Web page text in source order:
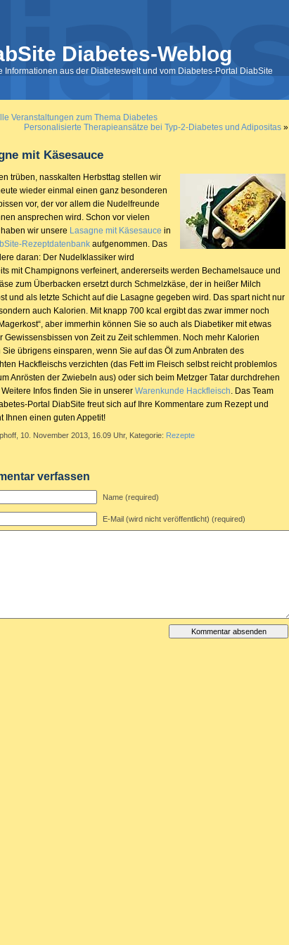
Diabetes-Weblog
Informationen aus der Diabeteswelt und vom Diabetes-Portal DiabSite
Veranstaltungen zum Thema Diabetes
Personalisierte Therapieansätze bei Typ-2-Diabetes und Adipositas »
mit Käsesauce
trüben, nasskalten Herbsttag stellen wir
wieder einmal einen ganz besonderen
vor, der vor allem die Nudelfreunde
ansprechen wird. Schon vor vielen
wir unsere Lasagne mit Käsesauce in
Rezeptdatenbank aufgenommen. Das
daran: Der Nudelklassiker wird
mit Champignons verfeinert, andererseits werden Bechamelsauce und
zum Überbacken ersetzt durch Schmelzkäse, der in heißer Milch
und als letzte Schicht auf die Lasagne gegeben wird. Das spart nicht nur
auch Kalorien. Mit knapp 700 kcal ergibt das zwar immer noch
aber immerhin können Sie so auch als Diabetiker mit etwas
Gewissensbissen von Zeit zu Zeit schlemmen. Noch mehr Kalorien
Sie übrigens einsparen, wenn Sie auf das Öl zum Anbraten des
Hackfleischs verzichten (das Fett im Fleisch selbst reicht problemlos
Anrösten der Zwiebeln aus) oder sich beim Metzger Tatar durchdrehen
Weitere Infos finden Sie in unserer Warenkunde Hackfleisch. Das Team
Portal DiabSite freut sich auf Ihre Kommentare zum Rezept und
Ihnen einen guten Appetit!
10. November 2013, 16.09 Uhr, Kategorie: Rezepte
verfassen
Name (required)
E-Mail (wird nicht veröffentlicht) (required)